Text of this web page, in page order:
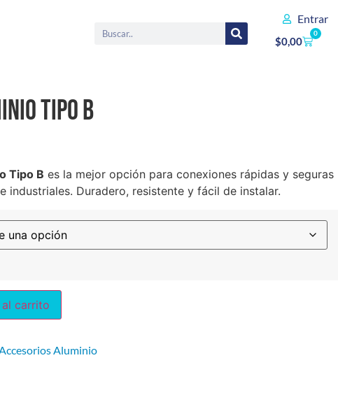
Entrar
$0,00
0
Tipo B
Tipo B es la mejor opción para conexiones rápidas y seguras
industriales. Duradero, resistente y fácil de instalar.
carrito
Aluminio